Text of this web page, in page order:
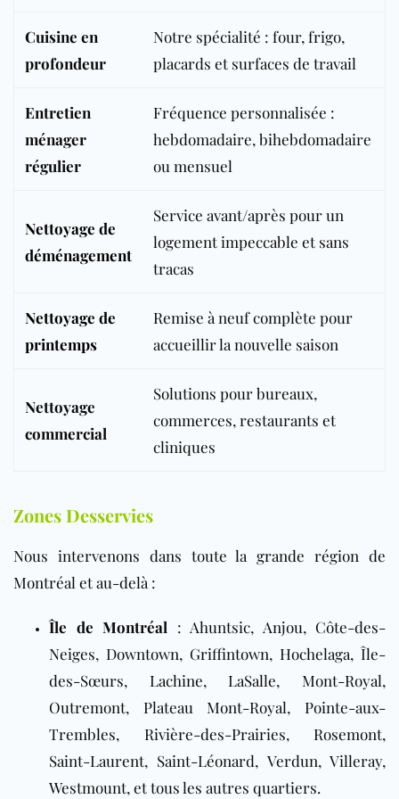
Cuisine en
profondeur
Notre spécialité : four, frigo,
placards et surfaces de travail
Entretien
ménager
régulier
Fréquence personnalisée :
hebdomadaire, bihebdomadaire
ou mensuel
Nettoyage de
déménagement
Service avant/après pour un
logement impeccable et sans
tracas
Nettoyage de
printemps
Remise à neuf complète pour
accueillir la nouvelle saison
Nettoyage
commercial
Solutions pour bureaux,
commerces, restaurants et
cliniques
Zones Desservies
Nous intervenons dans toute la grande région de
Montréal et au-delà :
Île de Montréal : Ahuntsic, Anjou, Côte-des-
Neiges, Downtown, Griffintown, Hochelaga, Île-
des-Sœurs, Lachine, LaSalle, Mont-Royal,
Outremont, Plateau Mont-Royal, Pointe-aux-
Trembles, Rivière-des-Prairies, Rosemont,
Saint-Laurent, Saint-Léonard, Verdun, Villeray,
Westmount, et tous les autres quartiers.